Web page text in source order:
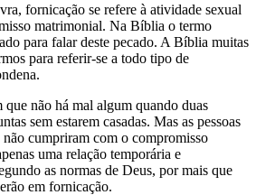
fornicação se refere à atividade sexual
matrimonial. Na Bíblia o termo
para falar deste pecado. A Bíblia muitas
para referir-se a todo tipo de
que não há mal algum quando duas
sem estarem casadas. Mas as pessoas
não cumpriram com o compromisso
uma relação temporária e
as normas de Deus, por mais que
em fornicação.